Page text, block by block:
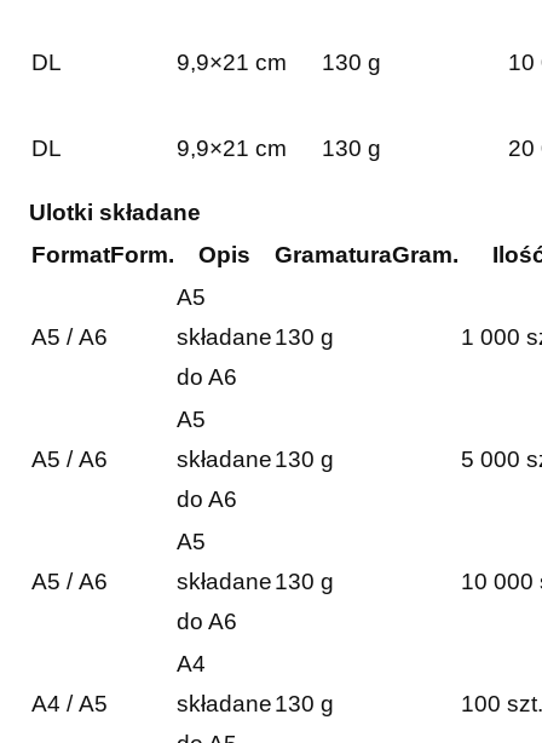
DL 9,9×21 cm 130 g 10
DL 9,9×21 cm 130 g 20
Ulotki składane
FormatForm. Opis GramaturaGram.
A5 / A6
A5
składane
do A6
130 g 1 000
A5 / A6
A5
składane
do A6
130 g 5 000
A5 / A6
A5
składane
do A6
130 g 10 000
A4 / A5
A4
składane130 g 100 szt.